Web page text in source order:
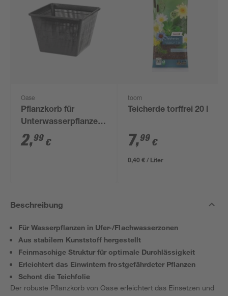
Oase
Pflanzkorb für
Unterwasserpflanzen
Kunststoff 28 x 28 cm
2,99 €
toom
Teicherde torffrei 20 l
7,99 €
0,40 € / Liter
Beschreibung
Für Wasserpflanzen in Ufer-/Flachwasserzonen
Aus stabilem Kunststoff hergestellt
Feinmaschige Struktur für optimale Durchlässigkeit
Erleichtert das Einwintern frostgefährdeter Pflanzen
Schont die Teichfolie
Der robuste Pflanzkorb von Oase erleichtert das Einsetzen und